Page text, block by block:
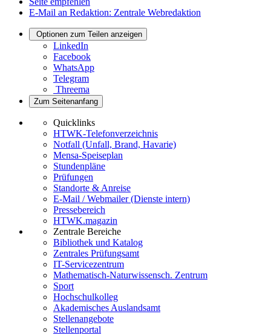
E-Mail an Redaktion: Zentrale Webredaktion
Optionen zum Teilen anzeigen
LinkedIn
Facebook
WhatsApp
Telegram
Threema
Zum Seitenanfang
Quicklinks
HTWK-Telefonverzeichnis
Notfall (Unfall, Brand, Havarie)
Mensa-Speiseplan
Stundenpläne
Prüfungen
Standorte & Anreise
E-Mail / Webmailer (Dienste intern)
Pressebereich
HTWK.magazin
Zentrale Bereiche
Bibliothek und Katalog
Zentrales Prüfungsamt
IT-Servicezentrum
Mathematisch-Naturwissensch. Zentrum
Sport
Hochschulkolleg
Akademisches Auslandsamt
Stellenangebote
Stellenportal